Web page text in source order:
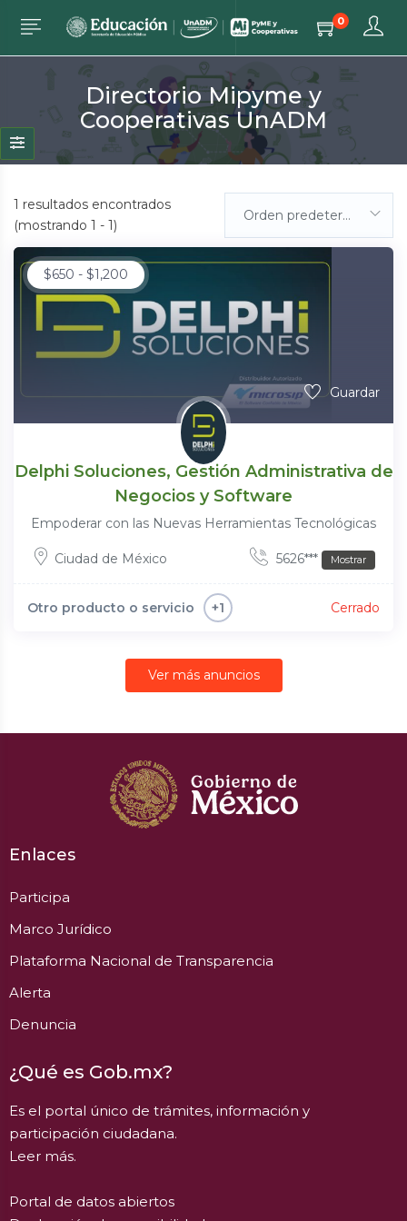
0
Directorio Mipyme y
Cooperativas UnADM
1 resultados encontrados
(mostrando 1 - 1)
Orden predeterminada
$650 - $1,200
Guardar
Delphi Soluciones, Gestión Administrativa de
Negocios y Software
Empoderar con las Nuevas Herramientas Tecnológicas
Ciudad de México 5626*** Mostrar
Otro producto o servicio +1 Cerrado
Ver más anuncios
Enlaces
Participa
Marco Jurídico
Plataforma Nacional de Transparencia
Alerta
Denuncia
¿Qué es Gob.mx?
Es el portal único de trámites, información y
participación ciudadana.
Leer más.
Portal de datos abiertos